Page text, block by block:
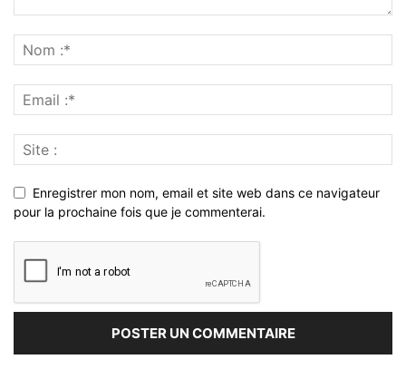
Enregistrer mon nom, email et site web dans ce navigateur
pour la prochaine fois que je commenterai.